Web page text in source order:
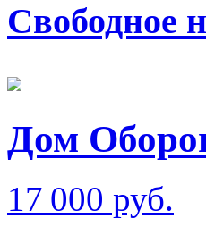
Свободное
Дом
17 000 руб.